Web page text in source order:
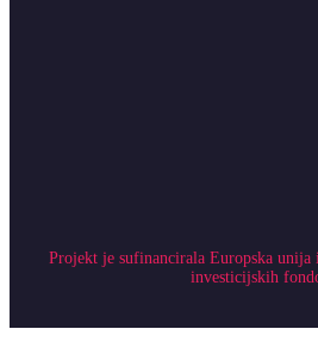
Projekt je sufinancirala Europska
investicijskih